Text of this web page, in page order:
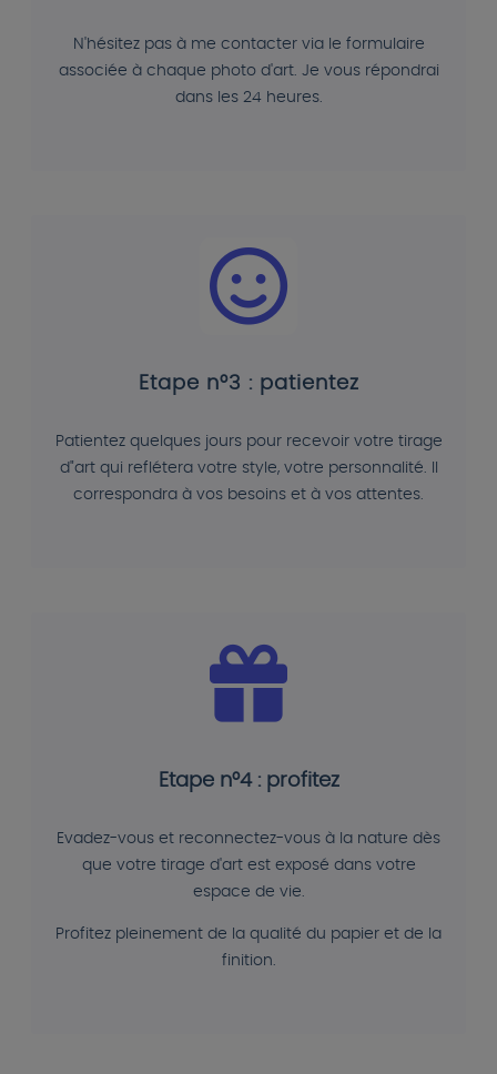
N'hésitez pas à me contacter via le formulaire
associée à chaque photo d'art. Je vous répondrai
dans les 24 heures.
Etape n°3 : patientez
Patientez quelques jours pour recevoir votre tirage
d"art qui reflétera votre style, votre personnalité. Il
correspondra à vos besoins et à vos attentes.
Etape n°4 : profitez
Evadez-vous et reconnectez-vous à la nature dès
que votre tirage d'art est exposé dans votre
espace de vie.
Profitez pleinement de la qualité du papier et de la
finition.